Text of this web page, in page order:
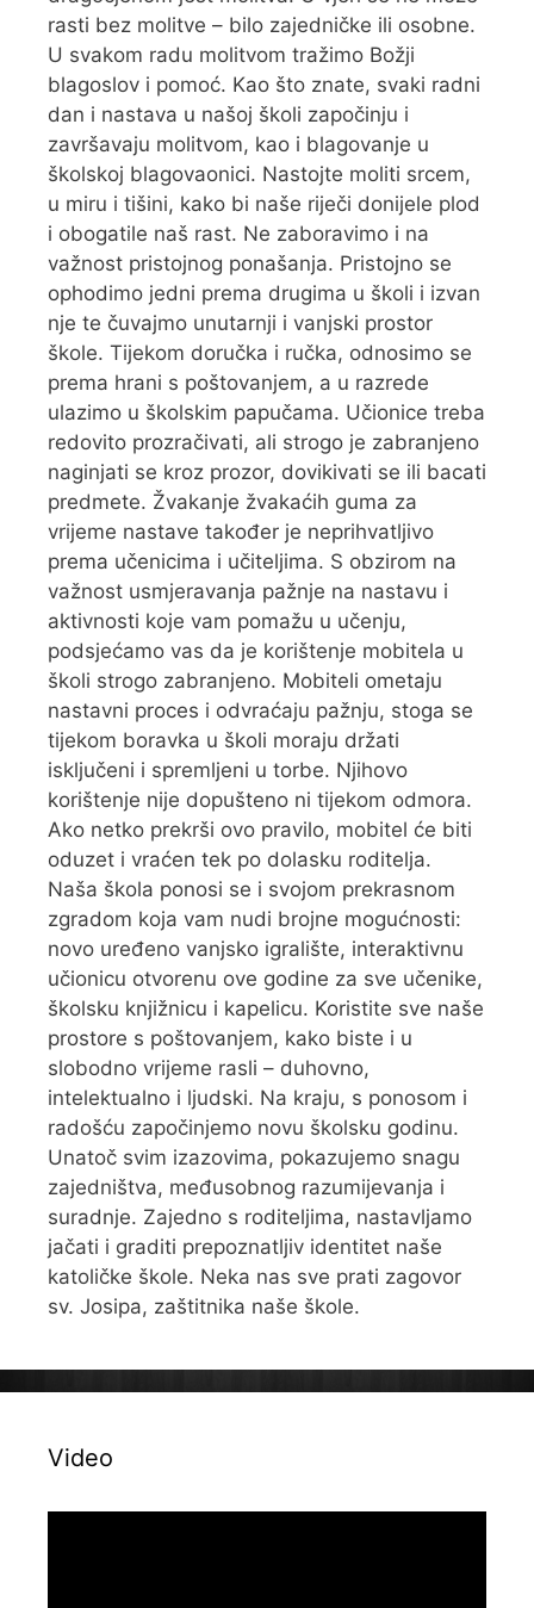
rasti bez molitve – bilo zajedničke ili osobne.
U svakom radu molitvom tražimo Božji
blagoslov i pomoć. Kao što znate, svaki radni
dan i nastava u našoj školi započinju i
završavaju molitvom, kao i blagovanje u
školskoj blagovaonici. Nastojte moliti srcem,
u miru i tišini, kako bi naše riječi donijele plod
i obogatile naš rast. Ne zaboravimo i na
važnost pristojnog ponašanja. Pristojno se
ophodimo jedni prema drugima u školi i izvan
nje te čuvajmo unutarnji i vanjski prostor
škole. Tijekom doručka i ručka, odnosimo se
prema hrani s poštovanjem, a u razrede
ulazimo u školskim papučama. Učionice treba
redovito prozračivati, ali strogo je zabranjeno
naginjati se kroz prozor, dovikivati se ili bacati
predmete. Žvakanje žvakaćih guma za
vrijeme nastave također je neprihvatljivo
prema učenicima i učiteljima. S obzirom na
važnost usmjeravanja pažnje na nastavu i
aktivnosti koje vam pomažu u učenju,
podsjećamo vas da je korištenje mobitela u
školi strogo zabranjeno. Mobiteli ometaju
nastavni proces i odvraćaju pažnju, stoga se
tijekom boravka u školi moraju držati
isključeni i spremljeni u torbe. Njihovo
korištenje nije dopušteno ni tijekom odmora.
Ako netko prekrši ovo pravilo, mobitel će biti
oduzet i vraćen tek po dolasku roditelja.
Naša škola ponosi se i svojom prekrasnom
zgradom koja vam nudi brojne mogućnosti:
novo uređeno vanjsko igralište, interaktivnu
učionicu otvorenu ove godine za sve učenike,
školsku knjižnicu i kapelicu. Koristite sve naše
prostore s poštovanjem, kako biste i u
slobodno vrijeme rasli – duhovno,
intelektualno i ljudski. Na kraju, s ponosom i
radošću započinjemo novu školsku godinu.
Unatoč svim izazovima, pokazujemo snagu
zajedništva, međusobnog razumijevanja i
suradnje. Zajedno s roditeljima, nastavljamo
jačati i graditi prepoznatljiv identitet naše
katoličke škole. Neka nas sve prati zagovor
sv. Josipa, zaštitnika naše škole.
Video